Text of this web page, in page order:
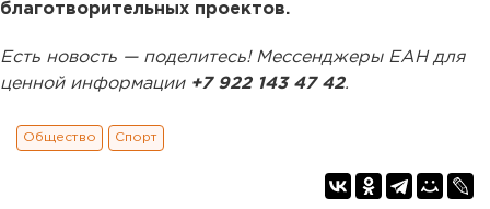
благотворительных проектов.
Есть новость — поделитесь! Мессенджеры ЕАН для
ценной информации +7 922 143 47 42.
Общество Спорт